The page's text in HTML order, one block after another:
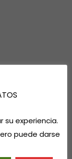
su experiencia.
puede darse